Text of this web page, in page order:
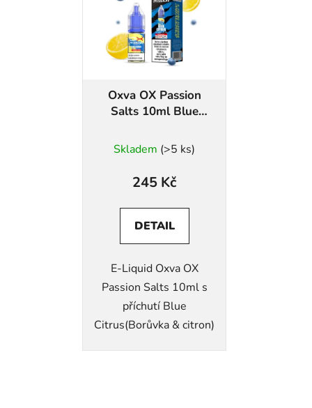
Oxva OX Passion
Salts 10ml Blue
Skladem (>5 ks)
245 Kč
DETAIL
E-Liquid Oxva OX
Passion Salts 10ml s
příchutí Blue
Citrus(Borůvka & citron)